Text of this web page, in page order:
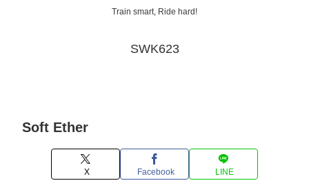
Train smart, Ride hard!
SWK623
Soft Ether
X Facebook LINE